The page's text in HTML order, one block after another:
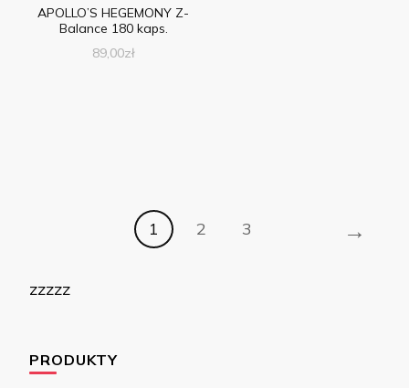
APOLLO’S HEGEMONY Z-
Balance 180 kaps.
89,00zł
1 2 3 →
zzzzz
PRODUKTY